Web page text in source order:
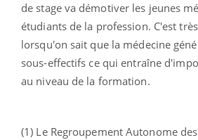
de stage va démotiver les jeunes
étudiants de la profession. C'est
lorsqu'on sait que la médecine
sous-effectifs ce qui entraîne
au niveau de la formation.
(1) Le Regroupement Autonome